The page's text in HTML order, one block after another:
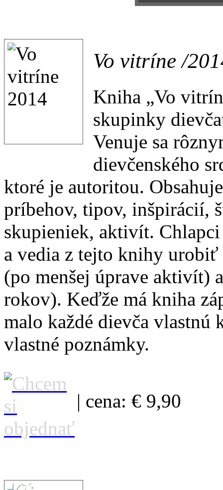
Vo vitríne /
Kniha „Vo
skupinky
Venuje sa
dievčenského
ktoré je autoritou.
príbehov, tipov, inšpirácií,
skupieniek, aktivít.
a vedia z tejto knihy
(po menšej úprave aktivít)
rokov). Keďže má kniha
malo každé dievča
vlastné poznámky.
| cena: € 9,90